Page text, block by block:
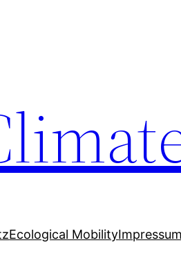
Ecological MobilityImpressum